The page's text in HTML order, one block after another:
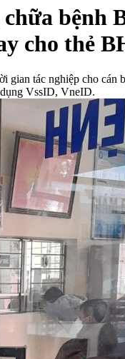
bệnh
cho thẻ
tác nghiệp cho
VssID, VneID.